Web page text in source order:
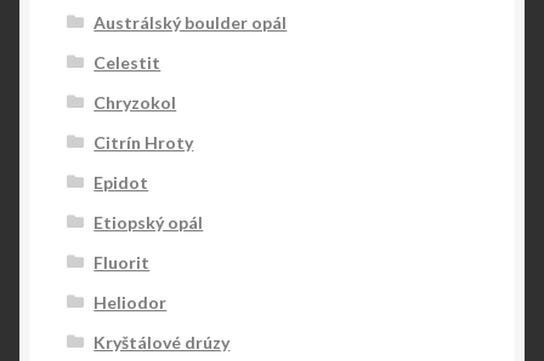
Austrálský boulder opál
Celestit
Chryzokol
Citrín Hroty
Epidot
Etiopský opál
Fluorit
Heliodor
Kryštálové drúzy